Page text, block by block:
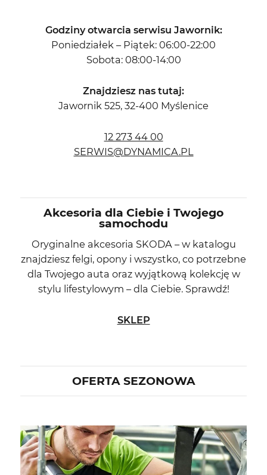
Godziny otwarcia serwisu Jawornik:
Poniedziałek – Piątek: 06:00-22:00
Sobota: 08:00-14:00
Znajdziesz nas tutaj:
Jawornik 525, 32-400 Myślenice
12 273 44 00
SERWIS@DYNAMICA.PL
Akcesoria dla Ciebie i Twojego
samochodu
Oryginalne akcesoria SKODA – w katalogu
znajdziesz felgi, opony i wszystko, co potrzebne
dla Twojego auta oraz wyjątkową kolekcję w
stylu lifestylowym – dla Ciebie. Sprawdź!
SKLEP
OFERTA SEZONOWA